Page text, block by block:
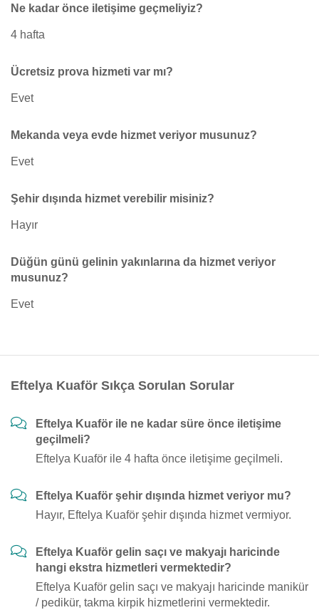
Ne kadar önce iletişime geçmeliyiz?
4 hafta
Ücretsiz prova hizmeti var mı?
Evet
Mekanda veya evde hizmet veriyor musunuz?
Evet
Şehir dışında hizmet verebilir misiniz?
Hayır
Düğün günü gelinin yakınlarına da hizmet veriyor
musunuz?
Evet
Eftelya Kuaför Sıkça Sorulan Sorular
Eftelya Kuaför ile ne kadar süre önce iletişime
geçilmeli?
Eftelya Kuaför ile 4 hafta önce iletişime geçilmeli.
Eftelya Kuaför şehir dışında hizmet veriyor mu?
Hayır, Eftelya Kuaför şehir dışında hizmet vermiyor.
Eftelya Kuaför gelin saçı ve makyajı haricinde
hangi ekstra hizmetleri vermektedir?
Eftelya Kuaför gelin saçı ve makyajı haricinde manikür
/ pedikür, takma kirpik hizmetlerini vermektedir.